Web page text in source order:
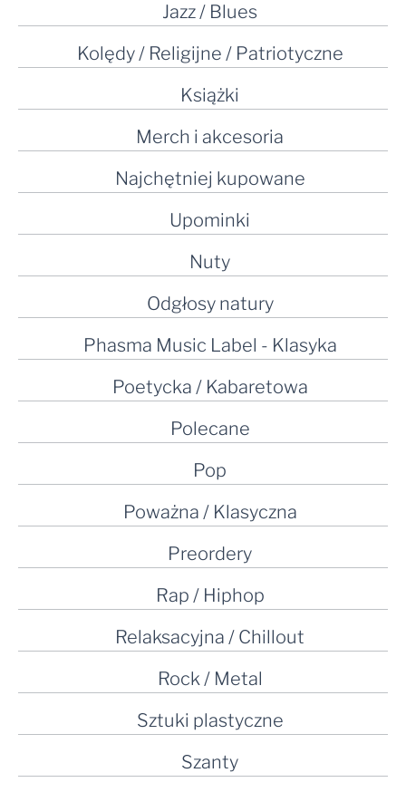
Jazz / Blues
Kolędy / Religijne / Patriotyczne
Książki
Merch i akcesoria
Najchętniej kupowane
Upominki
Nuty
Odgłosy natury
Phasma Music Label - Klasyka
Poetycka / Kabaretowa
Polecane
Pop
Poważna / Klasyczna
Preordery
Rap / Hiphop
Relaksacyjna / Chillout
Rock / Metal
Sztuki plastyczne
Szanty